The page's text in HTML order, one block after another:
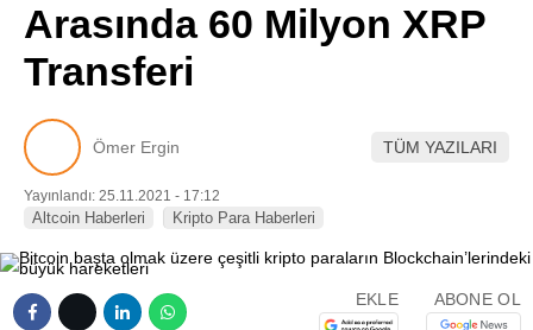
Arasında 60 Milyon XRP
Transferi
Ömer Ergin TÜM YAZILARI
Yayınlandı: 25.11.2021 - 17:12
Altcoin Haberleri Kripto Para Haberleri
EKLE ABONE OL